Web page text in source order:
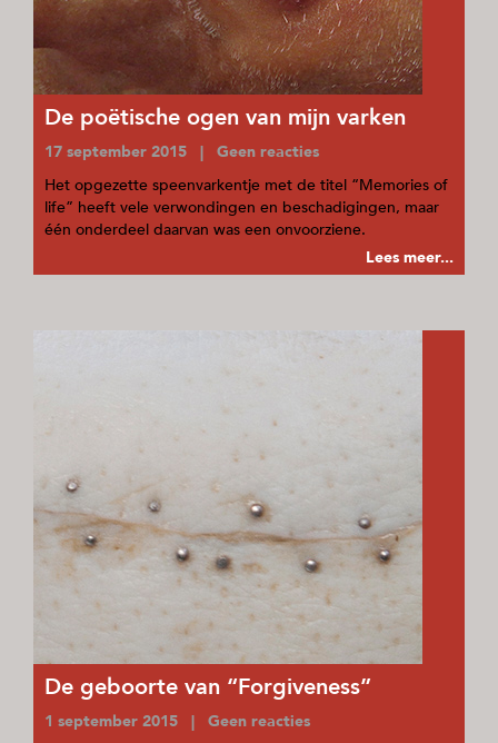
De poëtische ogen van mijn varken
17 september 2015 | Geen reacties
Het opgezette speenvarkentje met de titel “Memories of
life” heeft vele verwondingen en beschadigingen, maar
één onderdeel daarvan was een onvoorziene.
Lees meer...
De geboorte van “Forgiveness”
1 september 2015 | Geen reacties